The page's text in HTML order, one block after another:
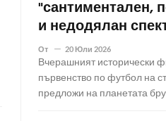
"сантиментален,
и недодялан
От 20 Юли 2026
Вчерашният исторически
първенство по футбол на
предложи на планетата